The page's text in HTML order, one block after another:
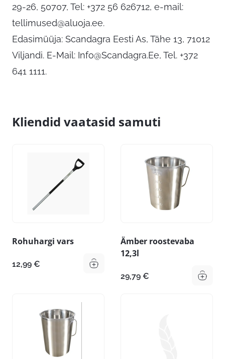
29-26, 50707, Tel: +372 56 626712, e-mail:
tellimused@aluoja.ee.
Edasimüüja: Scandagra Eesti As, Tähe 13, 71012
Viljandi. E-Mail: Info@Scandagra.Ee, Tel. +372
641 1111.
Kliendid vaatasid samuti
Rohuhargi vars
12,99 €
Ämber roostevaba
12,3l
29,79 €